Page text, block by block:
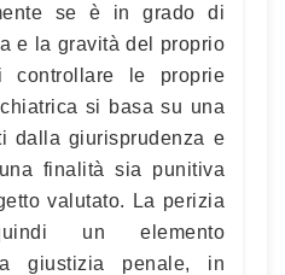
se è in grado di
e la gravità del proprio
controllare le proprie
si basa su una
dalla giurisprudenza e
finalità sia punitiva
valutato. La perizia
un elemento
giustizia penale, in